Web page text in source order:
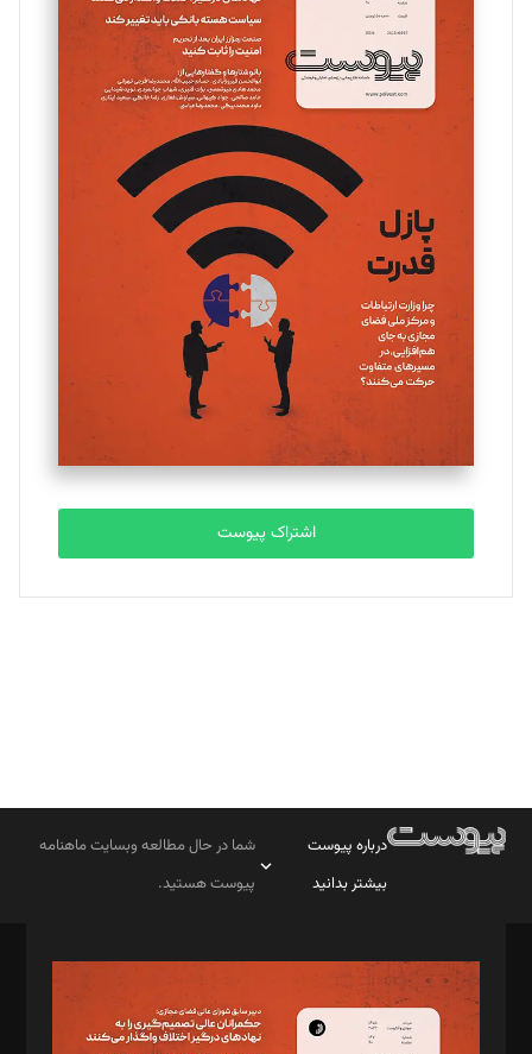
تحریریه
مینا پاکدل
یسنا امان‌پور
تحریریه
ملینا جعفری
تحریریه
مصطفی مسجدی آرانی
تحریریه
بابک نقاش
تحریریه
اشتراک پیوست
درباره پیوست
بیشتر بدانید
شما در حال مطالعه وبسایت ماهنامه
پیوست هستید.
مدیر مسئول: محمدباقر اثنی‌عشری
سردبیر: مهرک محمودی
دبیر تحریریه: میثم قاسمی